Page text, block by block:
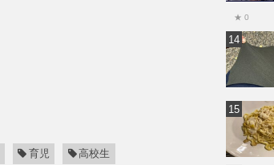
育児 高校生
★ 0